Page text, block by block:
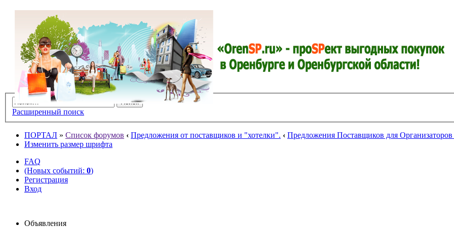
Расширенный поиск
ПОРТАЛ » Список форумов ‹ Предложения от поставщиков и "хотелки". ‹ Предложения Поставщиков для
Изменить размер шрифта
FAQ
(Новых событий: 0)
Регистрация
Вход
Объявления